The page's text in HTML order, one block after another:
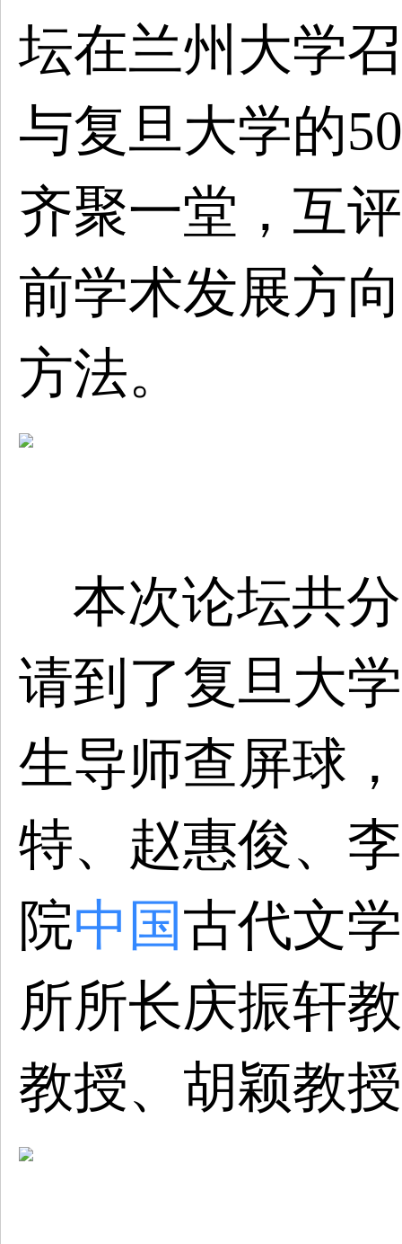
坛在兰州大学
与复旦大学的
齐聚一堂，互
前学术发展方
方法。
本次论坛共
请到了复旦大
生导师查屏球
特、赵惠俊、
院中国古代文
所所长庆振轩
教授、胡颖教